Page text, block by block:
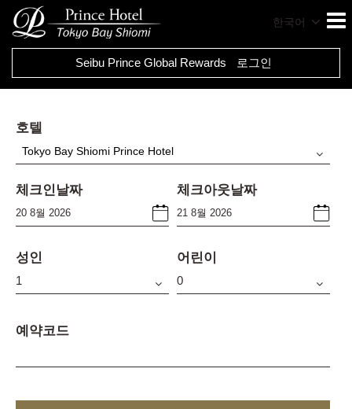
한국어
Seibu Prince Global Rewards 로그인
호텔
Tokyo Bay Shiomi Prince Hotel
체크인날짜 체크아웃날짜
성인 어린이
예약코드